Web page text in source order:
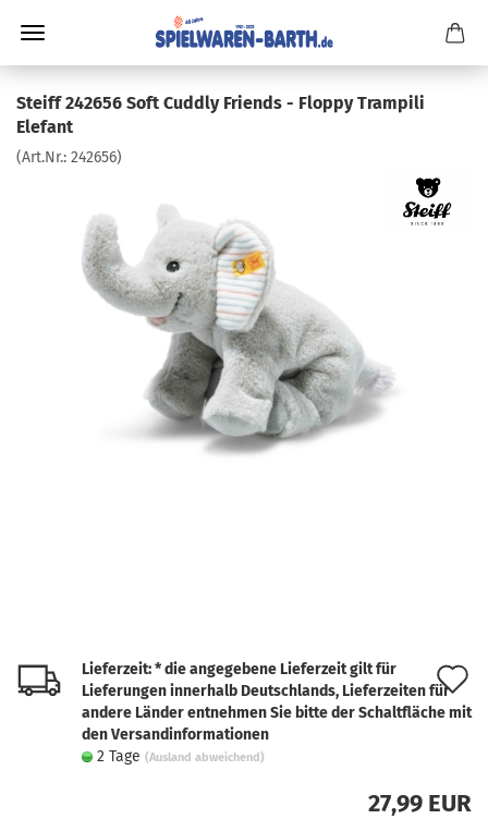
Steiff 242656 Soft Cuddly Friends - Floppy Trampili
Elefant
(Art.Nr.: 242656)
Lieferzeit: * die angegebene Lieferzeit gilt für
Lieferungen innerhalb Deutschlands, Lieferzeiten für
andere Länder entnehmen Sie bitte der Schaltfläche mit
den Versandinformationen
2 Tage (Ausland abweichend)
27,99 EUR